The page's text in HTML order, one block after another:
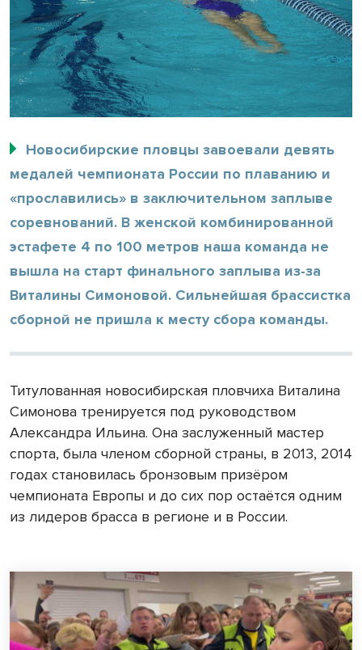
Новосибирские пловцы завоевали девять
медалей чемпионата России по плаванию и
«прославились» в заключительном заплыве
соревнований. В женской комбинированной
эстафете 4 по 100 метров наша команда не
вышла на старт финального заплыва из-за
Виталины Симоновой. Сильнейшая брассистка
сборной не пришла к месту сбора команды.
Титулованная новосибирская пловчиха Виталина
Симонова тренируется под руководством
Александра Ильина. Она заслуженный мастер
спорта, была членом сборной страны, в 2013, 2014
годах становилась бронзовым призёром
чемпионата Европы и до сих пор остаётся одним
из лидеров брасса в регионе и в России.